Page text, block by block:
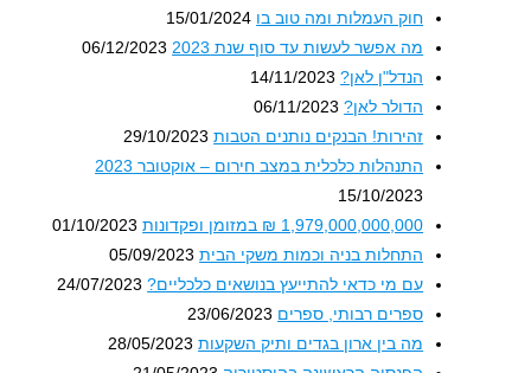
חוק העמלות ומה טוב בו 15/01/2024
מה אפשר לעשות עד סוף שנת 2023
06/12/2023
הנדל"ן לאן? 14/11/2023
הדולר לאן? 06/11/2023
זהירות! הבנקים נותנים הטבות 29/10/2023
התנהלות כלכלית במצב חירום – אוקטובר 2023
15/10/2023
1,979,000,000,000 ₪ במזומן ופקדונות
01/10/2023
התחלות בניה וכמות משקי הבית 05/09/2023
עם מי כדאי להתייעץ בנושאים כלכליים? 24/07/2023
ספרים רבותי, ספרים 23/06/2023
מה בין ארון בגדים ותיק השקעות 28/05/2023